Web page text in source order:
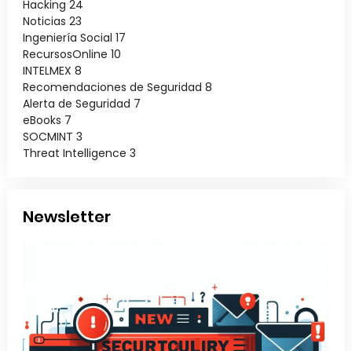
Hacking 24
Noticias 23
Ingeniería Social 17
RecursosOnline 10
INTELMEX 8
Recomendaciones de Seguridad 8
Alerta de Seguridad 7
eBooks 7
SOCMINT 3
Threat Intelligence 3
Newsletter